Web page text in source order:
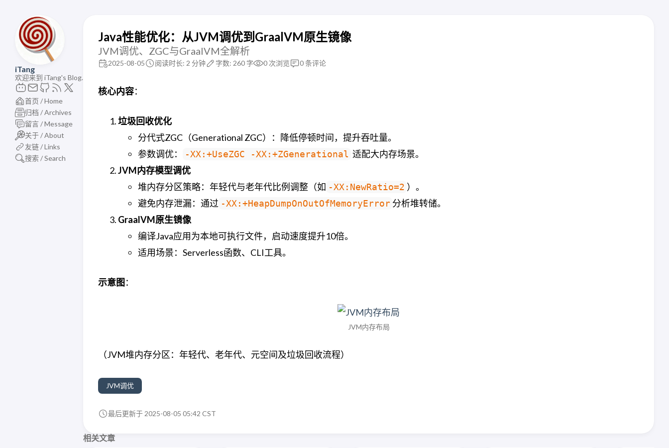
iTang
欢迎来到 iTang's Blog.
首页 / Home
归档 / Archives
留言 / Message
关于 / About
友链 / Links
搜索 / Search
Java性能优化：从JVM调优到GraalVM原生镜像
JVM调优、ZGC与GraalVM全解析
2025-08-05 阅读时长: 2 分钟 字数: 260 字 0 次浏览 0条评论
核心内容：
垃圾回收优化
分代式ZGC（Generational ZGC）：降低停顿时间，提升吞吐量。
参数调优：
-XX:+UseZGC -XX:+ZGenerational 适配大内存场景。
JVM内存模型调优
堆内存分区策略：年轻代与老年代比例调整（如 -XX:NewRatio=2 ）。
避免内存泄漏：通过 -XX:+HeapDumpOnOutOfMemoryError 分析堆转储。
GraalVM原生镜像
编译Java应用为本地可执行文件，启动速度提升10倍。
适用场景：Serverless函数、CLI工具。
示意图 ：
JVM内存布局
（JVM堆内存分区：年轻代、老年代、元空间及垃圾回收流程）
JVM调优
最后更新于 2025-08-05 05:42 CST
相关文章